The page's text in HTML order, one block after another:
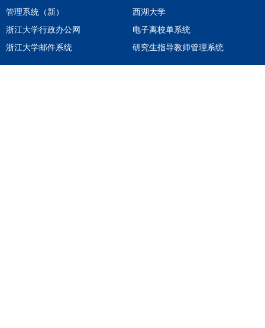
管理系统（新）
西湖大学
浙江大学行政办公网
电子离校单系统
浙江大学邮件系统
研究生指导教师管理系统